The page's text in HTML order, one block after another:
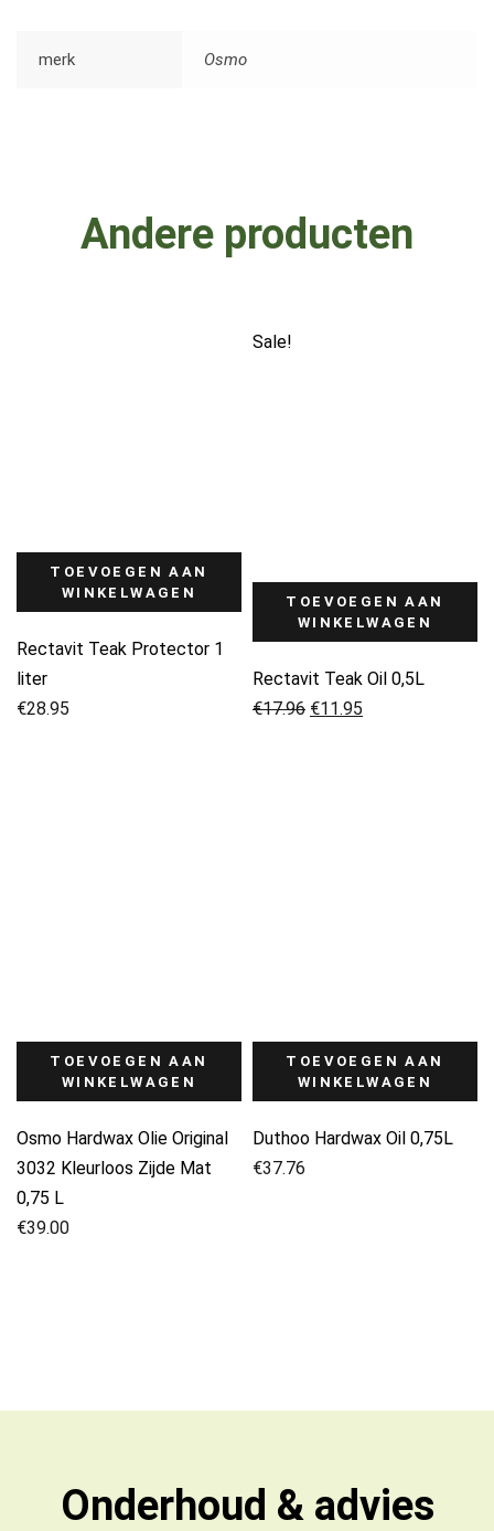
merk Osmo
Andere producten
TOEVOEGEN AAN
WINKELWAGEN
Rectavit Teak Protector 1
liter
€28.95
Sale!
TOEVOEGEN AAN
WINKELWAGEN
Rectavit Teak Oil 0,5L
€17.96
Oorspronkelijke
€11.95
Huidige
TOEVOEGEN AAN
WINKELWAGEN
Osmo Hardwax Olie Original
3032 Kleurloos Zijde Mat
0,75 L
€39.00
TOEVOEGEN AAN
WINKELWAGEN
Duthoo Hardwax Oil 0,75L
€37.76
Onderhoud & advies